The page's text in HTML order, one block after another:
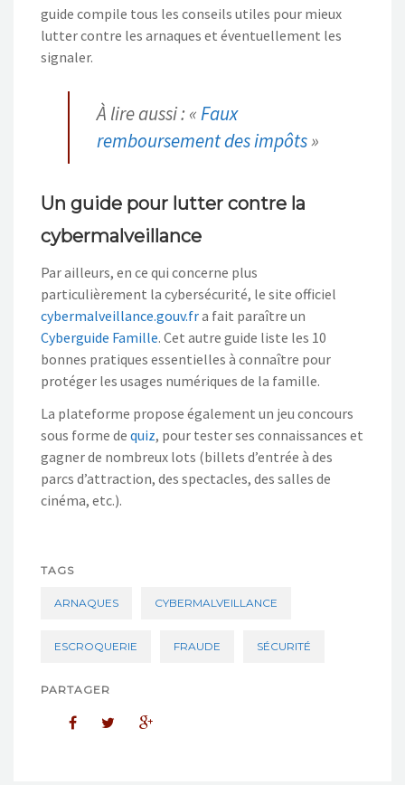
guide compile tous les conseils utiles pour mieux
lutter contre les arnaques et éventuellement les
signaler.
À lire aussi : «Faux
remboursement des impôts»
Un guide pour lutter contre la
cybermalveillance
Par ailleurs, en ce qui concerne plus
particulièrement la cybersécurité, le site officiel
cybermalveillance.gouv.fra fait paraître un
Cyberguide Famille. Cet autre guide liste les 10
bonnes pratiques essentielles à connaître pour
protéger les usages numériques de la famille.
La plateforme propose également un jeu concours
sous forme de quiz, pour tester ses connaissances et
gagner de nombreux lots (billets d’entrée à des
parcs d’attraction, des spectacles, des salles de
cinéma, etc.).
TAGS
ARNAQUES CYBERMALVEILLANCE
ESCROQUERIE FRAUDE SÉCURITÉ
PARTAGER